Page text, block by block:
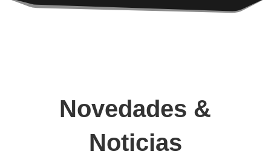
Novedades &
Noticias